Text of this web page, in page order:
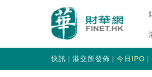
快訊 港交所發佈 今日IPO